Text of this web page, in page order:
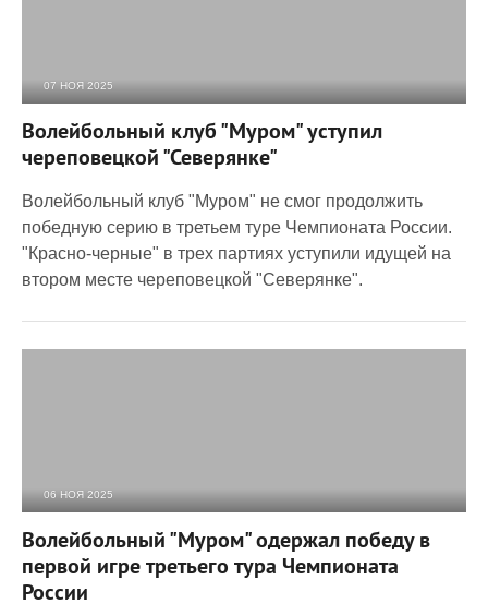
07 НОЯ 2025
Волейбольный клуб "Муром" уступил
череповецкой "Северянке"
Волейбольный клуб "Муром" не смог продолжить
победную серию в третьем туре Чемпионата России.
"Красно-черные" в трех партиях уступили идущей на
втором месте череповецкой "Северянке".
06 НОЯ 2025
Волейбольный "Муром" одержал победу в
первой игре третьего тура Чемпионата
России